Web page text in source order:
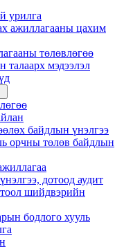
урилга
ажиллагааны цахим
төлөвлөгөө
талаарх мэдээлэл
байдлын үнэлгээ
орчны төлөв байдлын
дотоод аудит
шийдвэрийн
бодлого хууль